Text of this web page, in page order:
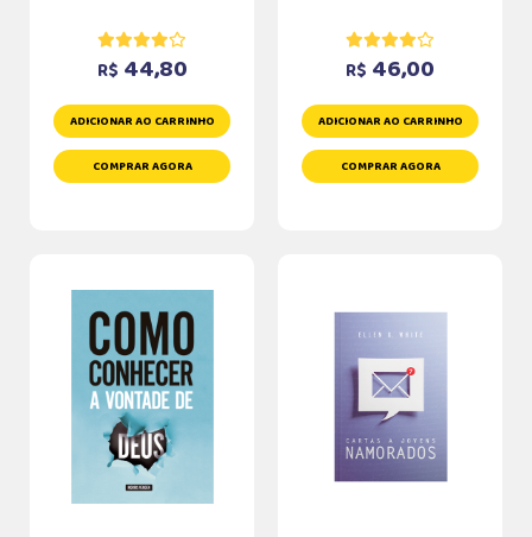
R$ 44,80
ADICIONAR AO CARRINHO
COMPRAR AGORA
R$ 46,00
ADICIONAR AO CARRINHO
COMPRAR AGORA